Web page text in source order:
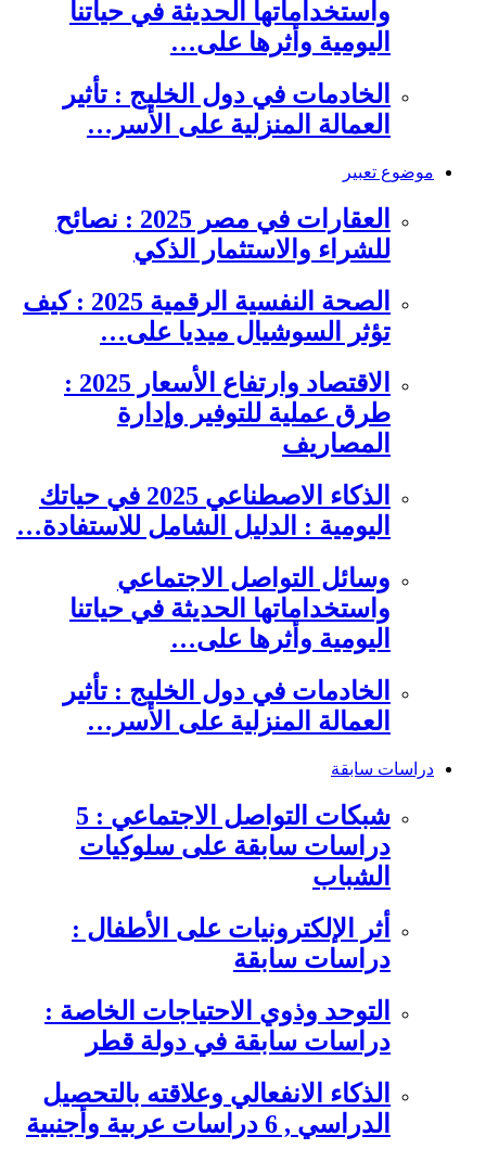
واستخداماتها الحديثة في حياتنا
اليومية وأثرها على…
الخادمات في دول الخليج : تأثير
العمالة المنزلية على الأسر…
موضوع تعبير
العقارات في مصر 2025 : نصائح
للشراء والاستثمار الذكي
الصحة النفسية الرقمية 2025 : كيف
تؤثر السوشيال ميديا على…
الاقتصاد وارتفاع الأسعار 2025 :
طرق عملية للتوفير وإدارة
المصاريف
الذكاء الاصطناعي 2025 في حياتك
اليومية : الدليل الشامل للاستفادة…
وسائل التواصل الاجتماعي
واستخداماتها الحديثة في حياتنا
اليومية وأثرها على…
الخادمات في دول الخليج : تأثير
العمالة المنزلية على الأسر…
دراسات سابقة
شبكات التواصل الاجتماعي : 5
دراسات سابقة على سلوكيات
الشباب
أثر الإلكترونيات على الأطفال :
دراسات سابقة
التوحد وذوي الاحتياجات الخاصة :
دراسات سابقة في دولة قطر
الذكاء الانفعالي وعلاقته بالتحصيل
الدراسي , 6 دراسات عربية وأجنبية